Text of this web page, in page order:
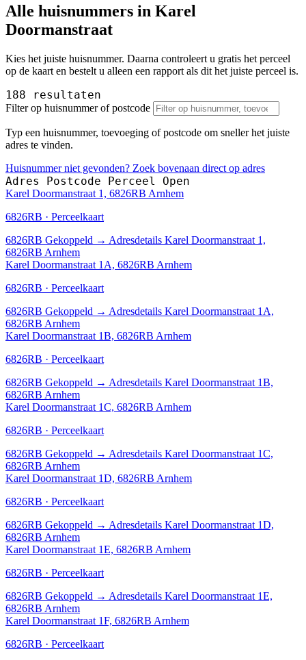
Alle huisnummers in Karel
Doormanstraat
Kies het juiste huisnummer. Daarna controleert u gratis het perceel
op de kaart en bestelt u alleen een rapport als dit het juiste perceel is.
188 resultaten
Filter op huisnummer of postcode
Typ een huisnummer, toevoeging of postcode om sneller het juiste
adres te vinden.
Huisnummer niet gevonden? Zoek bovenaan direct op adres
Adres Postcode Perceel Open
Karel Doormanstraat 1, 6826RB Arnhem
6826RB · Perceelkaart
6826RB Gekoppeld → Adresdetails Karel Doormanstraat 1,
6826RB Arnhem
Karel Doormanstraat 1A, 6826RB Arnhem
6826RB · Perceelkaart
6826RB Gekoppeld → Adresdetails Karel Doormanstraat 1A,
6826RB Arnhem
Karel Doormanstraat 1B, 6826RB Arnhem
6826RB · Perceelkaart
6826RB Gekoppeld → Adresdetails Karel Doormanstraat 1B,
6826RB Arnhem
Karel Doormanstraat 1C, 6826RB Arnhem
6826RB · Perceelkaart
6826RB Gekoppeld → Adresdetails Karel Doormanstraat 1C,
6826RB Arnhem
Karel Doormanstraat 1D, 6826RB Arnhem
6826RB · Perceelkaart
6826RB Gekoppeld → Adresdetails Karel Doormanstraat 1D,
6826RB Arnhem
Karel Doormanstraat 1E, 6826RB Arnhem
6826RB · Perceelkaart
6826RB Gekoppeld → Adresdetails Karel Doormanstraat 1E,
6826RB Arnhem
Karel Doormanstraat 1F, 6826RB Arnhem
6826RB · Perceelkaart